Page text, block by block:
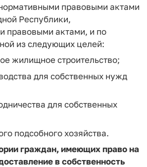
правовыми актами
Республики,
правовыми актами, и по
из следующих целей:
жилищное строительство;
для собственных нужд
для собственных
подсобного хозяйства.
граждан, имеющих право на
в собственность